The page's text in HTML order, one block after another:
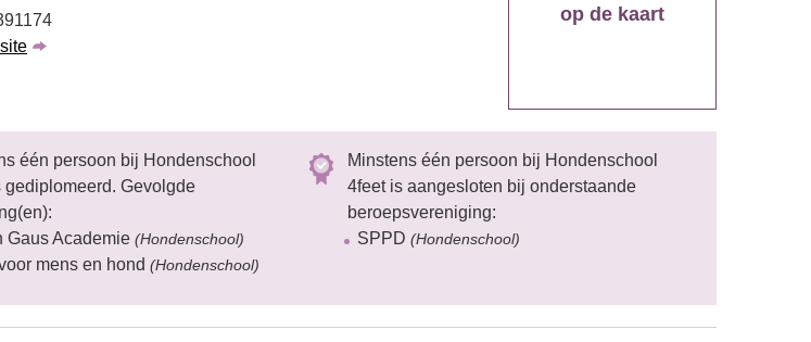
op de kaart
één persoon bij Hondenschool
gediplomeerd. Gevolgde
Gaus Academie (Hondenschool)
mens en hond (Hondenschool)
Minstens één persoon bij Hondenschool
4feet is aangesloten bij onderstaande
beroepsvereniging:
SPPD (Hondenschool)